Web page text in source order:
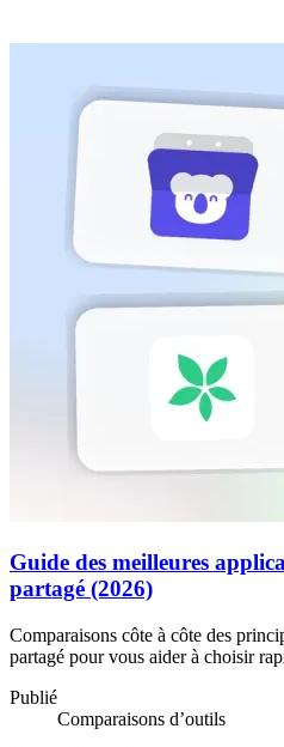
Guide des meilleures
partagé (2026)
Comparaisons côte à côte des
partagé pour vous aider à choisir
Publié
Comparaisons d’outils